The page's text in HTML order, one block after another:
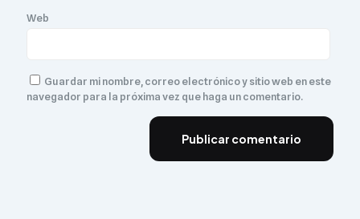
Web
Guardar mi nombre, correo electrónico y sitio web en este
navegador para la próxima vez que haga un comentario.